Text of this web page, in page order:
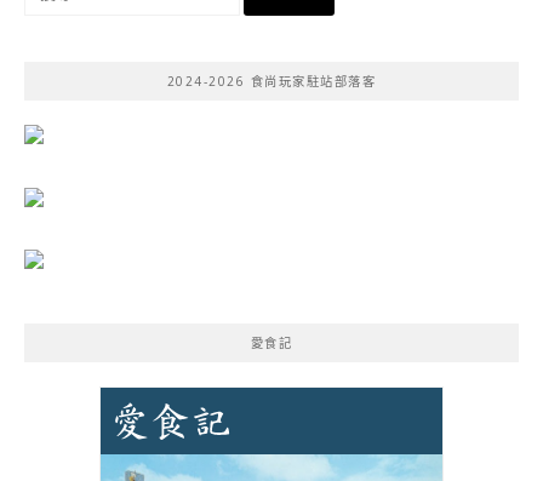
2024-2026 食尚玩家駐站部落客
愛食記